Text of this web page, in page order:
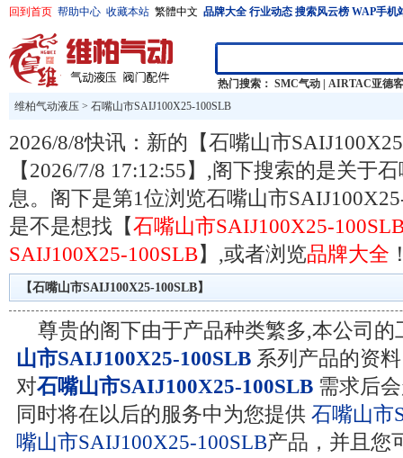
回到首页 帮助中心 收藏本站 繁體中文 品牌大全 行业动态 搜索风云榜 WAP手机
热门搜索： SMC气动
AIRTAC亚德客
维柏气动液压 > 石嘴山市SAIJ100X25-100SLB
2026/8/8快讯：新的【石嘴山市
【2026/7/8 17:12:55】,阁下搜索的是关于
息。阁下是第1位浏览石嘴山市
是不是想找【石嘴山市SAIJ100X25-
SAIJ100X25-100SLB】,或者浏览品牌大全
【石嘴山市SAIJ100X25-100SLB】
尊贵的阁下由于产品种类繁多,本公司
山市SAIJ100X25-100SLB 系列产品的资
对石嘴山市SAIJ100X25-100SLB 需求后
同时将在以后的服务中为您提供 石嘴山市
嘴山市SAIJ100X25-100SLB产品，并且您